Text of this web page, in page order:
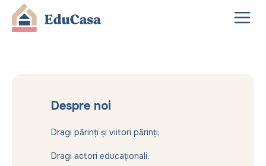
Despre noi
Dragi părinți și viitori părinți,
Dragi actori educaționali,